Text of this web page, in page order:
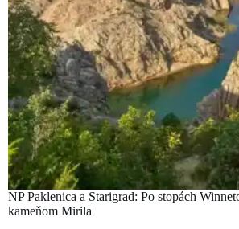
NP Paklenica a Starigrad: Po stopách
kameňom Mirila